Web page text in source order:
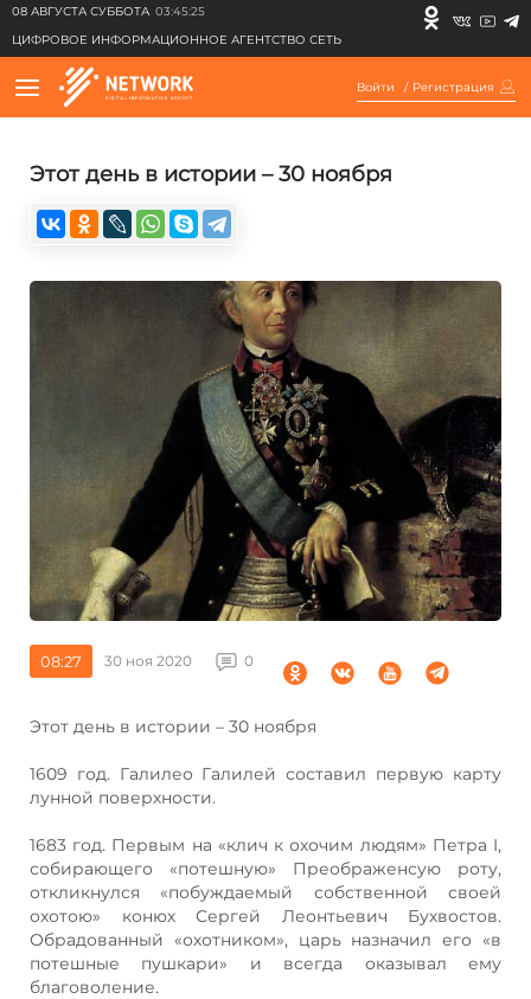
08 АВГУСТА СУББОТА 03:45:25
ЦИФРОВОЕ ИНФОРМАЦИОННОЕ АГЕНТСТВО СЕТЬ
Войти / Регистрация
Этот день в истории – 30 ноября
08:27 30 ноя 2020 0
Этот день в истории – 30 ноября
1609 год. Галилео Галилей составил первую карту
лунной поверхности.
1683 год. Первым на «клич к охочим людям» Петра I,
собирающего «потешную» Преображенсую роту,
откликнулся «побуждаемый собственной своей
охотою» конюх Сергей Леонтьевич Бухвостов.
Обрадованный «охотником», царь назначил его «в
потешные пушкари» и всегда оказывал ему
благоволение.